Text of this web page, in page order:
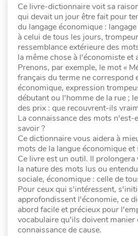
Ce livre-dictionnaire voit sa
qui devait un jour être fait pour
du langage économique :
à celui de tous les jours,
ressemblance extérieure des
la même chose à l'économiste et
Prenons, par exemple, le mot «
français du terme ne correspond
économique, expression
débutant ou l'homme de la rue ;
des prix : que recouvrent-ils
La connaissance des mots n'est-
savoir ?
Ce dictionnaire vous aidera à
mots de la langue économique et
Ce livre est un outil. Il
la nature des mots lus ou
sociale, économique : celle de
Pour ceux qui s'intéressent,
approfondissent l'économie, ce
abord facile et précieux pour
vocabulaire qu'ils doivent manier
connaissance de cause.